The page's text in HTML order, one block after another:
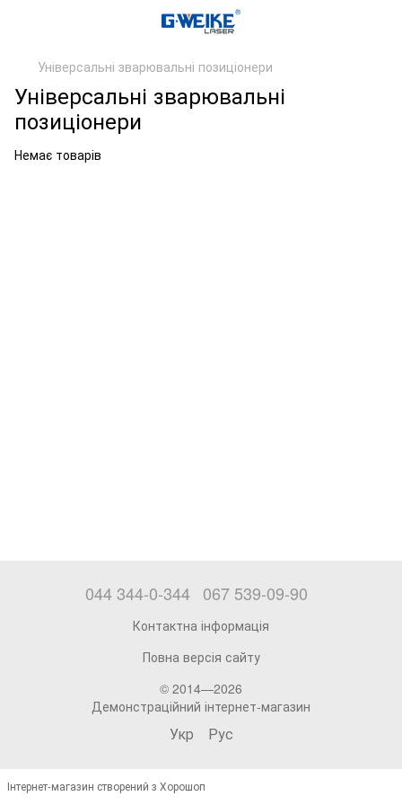
Універсальні зварювальні позиціонери
Універсальні зварювальні
позиціонери
Немає товарів
044 344-0-344 067 539-09-90
Контактна інформація
Повна версія сайту
© 2014—2026
Демонстраційний інтернет-магазин
Укр Рус
Інтернет-магазин створений з Хорошоп